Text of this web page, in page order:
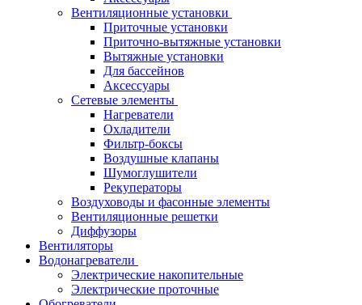
Вентиляционные установки
Приточные установки
Приточно-вытяжные установки
Вытяжные установки
Для бассейнов
Аксессуары
Сетевые элементы
Нагреватели
Охладители
Фильтр-боксы
Воздушные клапаны
Шумоглушители
Рекуператоры
Воздуховоды и фасонные элементы
Вентиляционные решетки
Диффузоры
Вентиляторы
Водонагреватели
Электрические накопительные
Электрические проточные